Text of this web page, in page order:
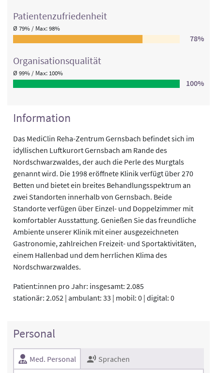
Patienten­zufriedenheit
Ø 79% / Max: 98%
78%
Organisations­qualität
Ø 99% / Max: 100%
100%
Information
Das MediClin Reha-Zentrum Gernsbach befindet sich im
idyllischen Luftkurort Gernsbach am Rande des
Nordschwarzwaldes, der auch die Perle des Murgtals
genannt wird. Die 1998 eröffnete Klinik verfügt über 270
Betten und bietet ein breites Behandlungsspektrum an
zwei Standorten innerhalb von Gernsbach. Beide
Standorte verfügen über Einzel- und Doppelzimmer mit
komfortabler Ausstattung. Genießen Sie das freundliche
Ambiente unserer Klinik mit einer ausgezeichneten
Gastronomie, zahlreichen Freizeit- und Sportaktivitäten,
einem Hallenbad und dem herrlichen Klima des
Nordschwarzwaldes.
Patient:innen pro Jahr: insgesamt: 2.085
stationär: 2.052 | ambulant: 33 | mobil: 0 | digital: 0
Personal
Med. Personal Sprachen